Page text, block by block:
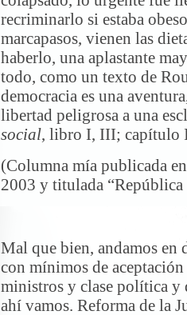
recriminarlo si estaba
marcapasos, vienen las
haberlo, una aplastante
todo, como un texto de
democracia es una
libertad peligrosa a una
social, libro I, III; capítulo
(Columna mía publicada
2003 y titulada “República
Mal que bien, andamos en
con mínimos de
ministros y clase política y
ahí vamos. Reforma de la